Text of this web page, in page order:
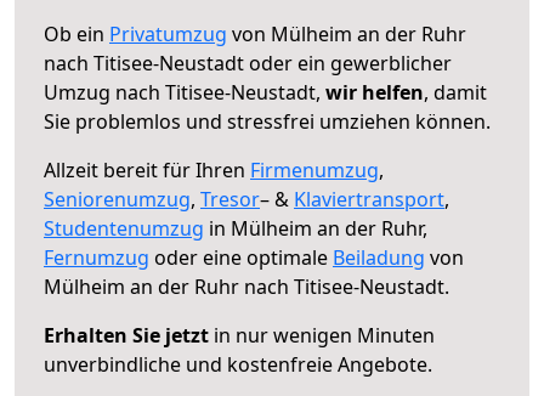
Ob ein Privatumzug von Mülheim an der Ruhr
nach Titisee-Neustadt oder ein gewerblicher
Umzug nach Titisee-Neustadt, wir helfen, damit
Sie problemlos und stressfrei umziehen können.
Allzeit bereit für Ihren Firmenumzug,
Seniorenumzug, Tresor– & Klaviertransport,
Studentenumzug in Mülheim an der Ruhr,
Fernumzug oder eine optimale Beiladung von
Mülheim an der Ruhr nach Titisee-Neustadt.
Erhalten Sie jetzt in nur wenigen Minuten
unverbindliche und kostenfreie Angebote.